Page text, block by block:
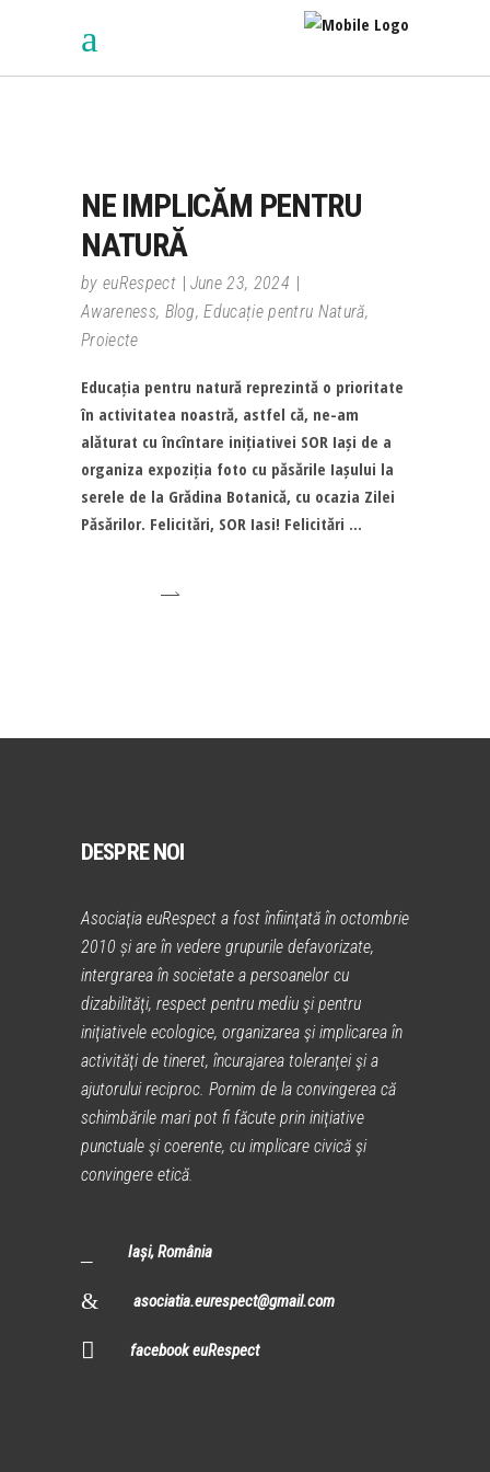
NE IMPLICĂM PENTRU
NATURĂ
by euRespect
June 23, 2024
Awareness, Blog,Educație pentru Natură,
Proiecte
Educația pentru natură reprezintă o prioritate
în activitatea noastră, astfel că, ne-am
alăturat cu încîntare inițiativei SOR Iași de a
organiza expoziția foto cu păsările Iașului la
serele de la Grădina Botanică, cu ocazia Zilei
Păsărilor. Felicitări, SOR Iasi! Felicitări
DESPRE NOI
Asociaţia euRespect a fost înfiinţată în octombrie
2010 și are în vedere grupurile defavorizate,
intergrarea în societate a persoanelor cu
dizabilităţi, respect pentru mediu şi pentru
iniţiativele ecologice, organizarea şi implicarea în
activităţi de tineret, încurajarea toleranţei şi a
ajutorului reciproc. Pornim de la convingerea că
schimbările mari pot fi făcute prin iniţiative
punctuale şi coerente, cu implicare civică şi
convingere etică.
Iași, România
asociatia.eurespect@gmail.com
facebook euRespect